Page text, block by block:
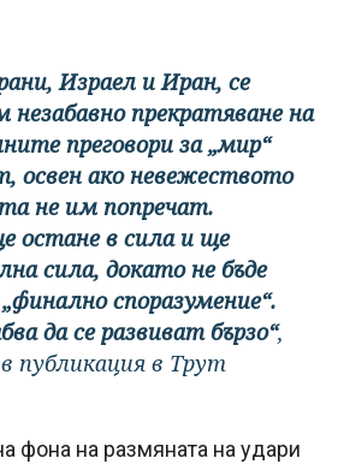
Израел и Иран, се
прекратяване на
преговори за „мир“
освен ако невежеството
не им попречат.
остане в сила и ще
сила, докато не бъде
споразумение“.
да се развиват бързо“,
публикация в Трут
фона на размяната на удари